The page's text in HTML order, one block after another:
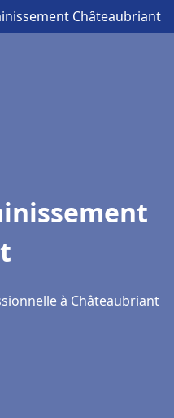
Châteaubriant
à Châteaubriant